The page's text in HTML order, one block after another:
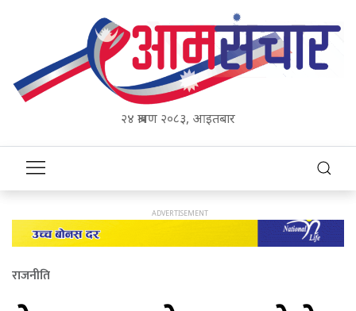
२४ श्रावण २०८३, आइतबार
राजनीति